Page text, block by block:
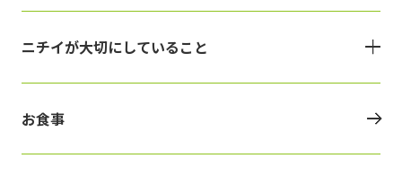
ニチイが大切にしていること
お食事